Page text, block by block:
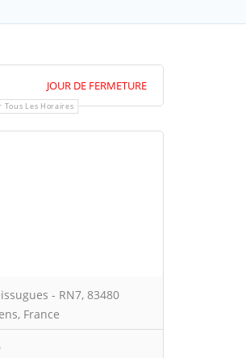
JOUR DE FERMETURE
Tous Les Horaires
- RN7, 83480
France